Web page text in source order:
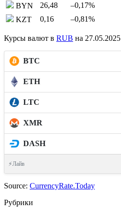
BYN
26,48 –0,17%
KZT
0,16 –0,81%
Курсы валют в RUB на 27.05.2025
BTC
ETH
LTC
XMR
DASH
⚡Лайв
Source: CurrencyRate.Today
Рубрики